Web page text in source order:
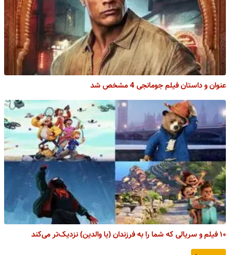
عنوان و داستان فیلم جومانجی 4 مشخص شد
۱۰ فیلم و سریالی که شما را به فرزندان (یا والدین) نزدیک‌تر می‌کند